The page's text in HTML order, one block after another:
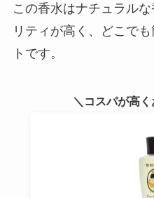
この香水はナチュラル
リティが高く、どこで
トです。
＼コスパが高